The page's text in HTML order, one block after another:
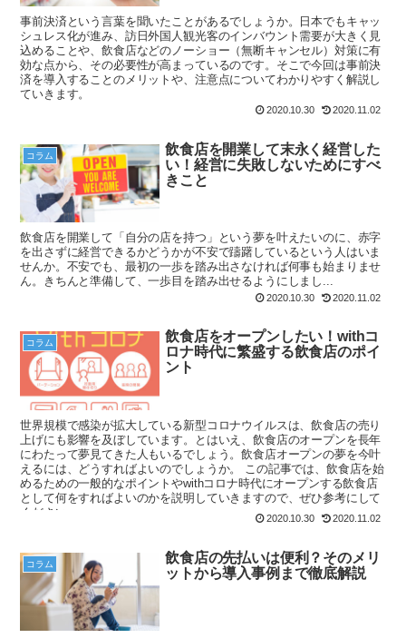
事前決済という言葉を聞いたことがあるでしょうか。日本でもキャッ
シュレス化が進み、訪日外国人観光客のインバウント需要が大きく見
込めることや、飲食店などのノーショー（無断キャンセル）対策に有
効な点から、その必要性が高まっているのです。そこで今回は事前決
済を導入することのメリットや、注意点についてわかりやすく解説し
ていきます。
2020.10.30 2020.11.02
コラム
飲食店を開業して末永く経営した
い！経営に失敗しないためにすべ
きこと
飲食店を開業して「自分の店を持つ」という夢を叶えたいのに、赤字
を出さずに経営できるかどうかが不安で躊躇しているという人はいま
せんか。不安でも、最初の一歩を踏み出さなければ何事も始まりませ
ん。きちんと準備して、一歩目を踏み出せるようにしまし...
2020.10.30 2020.11.02
コラム
飲食店をオープンしたい！withコ
ロナ時代に繁盛する飲食店のポイ
ント
世界規模で感染が拡大している新型コロナウイルスは、飲食店の売り
上げにも影響を及ぼしています。とはいえ、飲食店のオープンを長年
にわたって夢見てきた人もいるでしょう。飲食店オープンの夢を今叶
えるには、どうすればよいのでしょうか。 この記事では、飲食店を始
めるための一般的なポイントやwithコロナ時代にオープンする飲食店
として何をすればよいのかを説明していきますので、ぜひ参考にして
ください。
2020.10.30 2020.11.02
コラム
飲食店の先払いは便利？そのメリ
ットから導入事例まで徹底解説